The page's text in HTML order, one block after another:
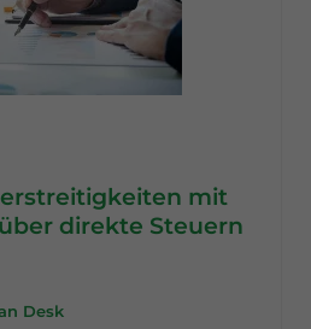
mit
direkte Steuern
Desk